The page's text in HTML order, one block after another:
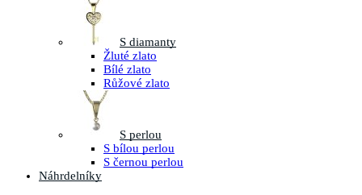
S diamanty
Žluté zlato
Bílé zlato
Růžové zlato
S perlou
S bílou perlou
S černou perlou
Náhrdelníky